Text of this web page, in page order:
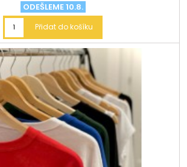
ODEŠLEME 10.8.
Přidat do košíku